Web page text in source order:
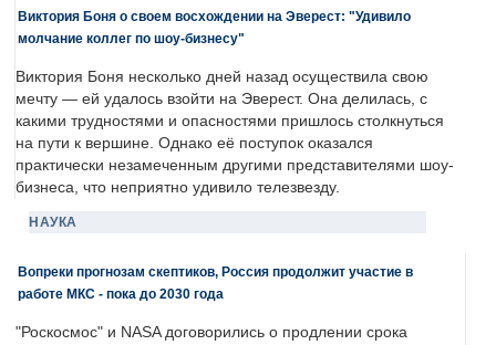
Виктория Боня о своем восхождении на Эверест: "Удивило
молчание коллег по шоу-бизнесу"
Виктория Боня несколько дней назад осуществила свою
мечту — ей удалось взойти на Эверест. Она делилась, с
какими трудностями и опасностями пришлось столкнуться
на пути к вершине. Однако её поступок оказался
практически незамеченным другими представителями шоу-
бизнеса, что неприятно удивило телезвезду.
НАУКА
Вопреки прогнозам скептиков, Россия продолжит участие в
работе МКС - пока до 2030 года
"Роскосмос" и NASA договорились о продлении срока